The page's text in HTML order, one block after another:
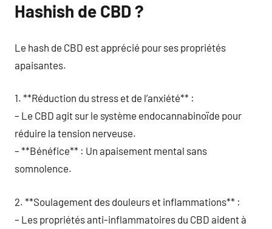
Hashish de CBD ?
Le hash de CBD est apprécié pour ses propriétés
apaisantes.
1. **Réduction du stress et de l’anxiété** :
– Le CBD agit sur le système endocannabinoïde pour
réduire la tension nerveuse.
– **Bénéfice** : Un apaisement mental sans
somnolence.
2. **Soulagement des douleurs et inflammations** :
– Les propriétés anti-inflammatoires du CBD aident à